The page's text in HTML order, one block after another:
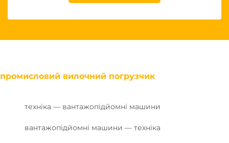
промисловий вилочний погрузчик
техніка — вантажопідйомні машини
вантажопідйомні машини — техніка